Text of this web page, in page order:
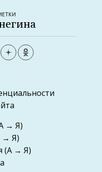
→ Я)
→ Я)
(А → Я)